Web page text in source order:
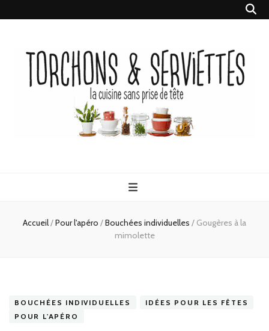
Serviettes
Accueil/Pour l'apéro /Bouchées individuelles / Gougères à la
mimolette
BOUCHÉES INDIVIDUELLES
IDÉES POUR LES FÊTES
POUR L'APÉRO